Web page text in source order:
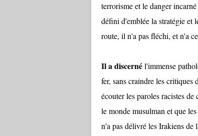
terrorisme et le danger
défini d'emblée la stratégie et
route, il n'a pas fléchi, et n'a
Il a discernél'immense
fer, sans craindre les critiques
écouter les paroles racistes
le monde musulman et que
n'a pas délivré les Irakiens de